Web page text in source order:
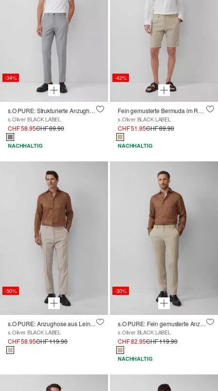
-34%
s.O PURE: Strukturierte Anzughose im Slim Fit
s.Oliver BLACK LABEL
CHF 58.95CHF 89.90
NACHHALTIG
-42%
Fein gemusterte Bermuda im Regular Fit
s.Oliver BLACK LABEL
CHF 51.95CHF 89.90
NACHHALTIG
-50%
s.O PURE: Anzughose aus Leinenmix
s.Oliver BLACK LABEL
CHF 58.95CHF 119.90
-30%
s.O PURE: Fein gemusterte Anzughose
s.Oliver BLACK LABEL
CHF 82.95CHF 119.90
NACHHALTIG